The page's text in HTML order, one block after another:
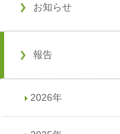
お知らせ
報告
2026年